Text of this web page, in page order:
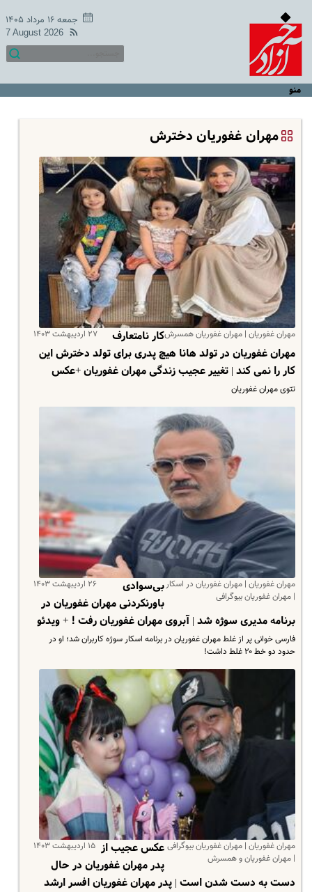
جمعه ۱۶ مرداد ۱۴۰۵
7 August 2026
منو
مهران غفوریان دخترش
مهران غفوریان | مهران غفوریان همسرش ۲۷ اردیبهشت ۱۴۰۳
کار نامتعارف
مهران غفوریان در تولد هانا هیچ پدری برای تولد دخترش این
کار را نمی کند | تغییر عجیب زندگی مهران غفوریان +عکس
تتوی مهران غفوریان
مهران غفوریان | مهران غفوریان در اسکار
| مهران غفوریان بیوگرافی
۲۶ اردیبهشت ۱۴۰۳
بی‌سوادی
باورنکردنی مهران غفوریان در
برنامه مدیری سوژه شد | آبروی مهران غفوریان رفت ! + ویدئو
فارسی خوانی پر از غلط مهران غفوریان در برنامه اسکار سوژه کاربران شد؛ او در
حدود دو خط ۲۰ غلط داشت!
مهران غفوریان | مهران غفوریان بیوگرافی
| مهران غفوریان و همسرش
۱۵ اردیبهشت ۱۴۰۳ عکس عجیب از
پدر مهران غفوریان در حال
دست به دست شدن است | پدر مهران غفوریان افسر ارشد